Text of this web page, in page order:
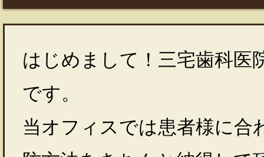
はじめまして！三宅歯科医
です。
当オフィスでは患者様に合